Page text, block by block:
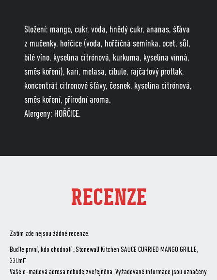
Složení: mango, cukr, voda, hnědý cukr, ananas, šťáva
z mučenky, hořčice (voda, hořčičná semínka, ocet, sůl,
bílé víno, kyselina citrónová, kurkuma, kyselina vinná,
směs koření), kari, melasa, cibule, rajčatový protlak,
koncentrát citronové šťávy, česnek, kyselina citrónová,
směs koření, přírodní aroma.
Alergeny: HOŘČICE.
RECENZE
Zatím zde nejsou žádné recenze.
Buďte první, kdo ohodnotí „Stonewall Kitchen SAUCE CURRIED MANGO GRILLE,
330ml“
Vaše e-mailová adresa nebude zveřejněna. Vyžadované informace jsou označeny